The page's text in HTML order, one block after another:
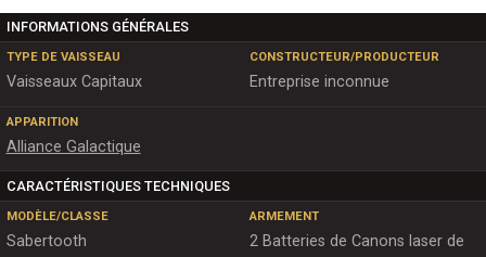
INFORMATIONS GÉNÉRALES
TYPE DE VAISSEAU
Vaisseaux Capitaux
CONSTRUCTEUR/PRODUCTEUR
Entreprise inconnue
APPARITION
Alliance Galactique
CARACTÉRISTIQUES TECHNIQUES
MODÈLE/CLASSE
Sabertooth
ARMEMENT
2 Batteries de Canons laser de